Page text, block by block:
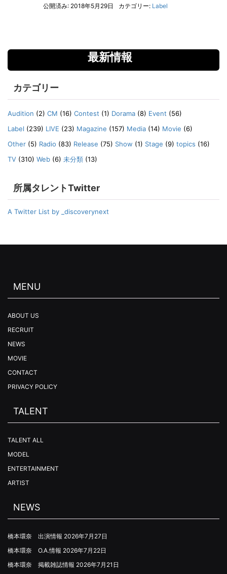
公開済み: 2018年5月29日 カテゴリー: Label
最新情報
カテゴリー
Audition (2) CM (16) Contest (1) Dorama (8) Event (56)
Label (239) LIVE (23) Magazine (157) Media (14) Movie (6)
Other (5) Radio (83) Release (75) Show (1) Stage (9) topics (16)
TV (310) Web (6) 未分類 (13)
所属タレントTwitter
A Twitter List by _discoverynext
MENU
ABOUT US
RECRUIT
NEWS
MOVIE
CONTACT
PRIVACY POLICY
TALENT
TALENT ALL
MODEL
ENTERTAINMENT
ARTIST
NEWS
橋本環奈 出演情報 2026年7月27日
橋本環奈 O.A.情報 2026年7月22日
橋本環奈 掲載雑誌情報 2026年7月21日